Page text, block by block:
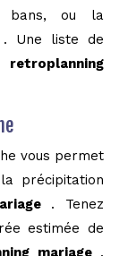
bans, ou la
. Une liste de
retroplanning
vous permet
précipitation
. Tenez
estimée de
mariage .